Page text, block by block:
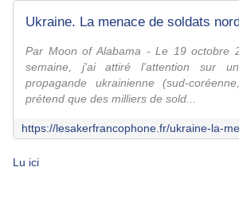
Par Moon of Alabama - Le 19 octobre
semaine, j'ai attiré l'attention sur
propagande ukrainienne (sud-
prétend que des milliers de sold...
Lu ici